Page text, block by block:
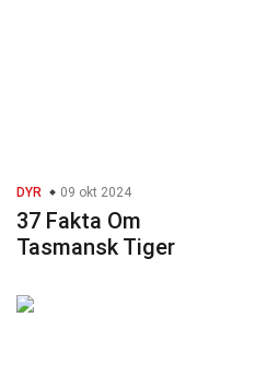
DYR 09 okt 2024
37 Fakta Om
Tasmansk Tiger